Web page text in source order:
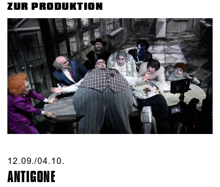
ZUR PRODUKTION
12.09./​04.10.​
ANTIGONE